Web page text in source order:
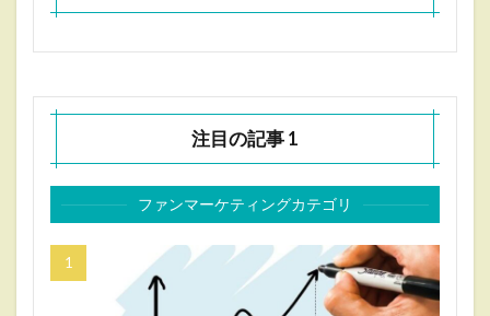
注目の記事 1
ファンマーケティングカテゴリ